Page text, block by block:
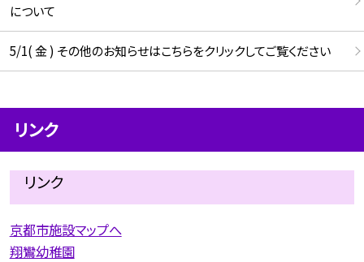
について
5/1( 金 ) その他のお知らせはこちらをクリックしてご覧ください
リンク
リンク
京都市施設マップへ
翔鸞幼稚園